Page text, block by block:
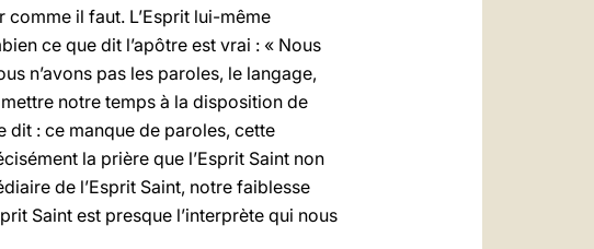
il faut. L’Esprit lui-même
ce que dit l’apôtre est vrai : « Nous
n’avons pas les paroles, le langage,
notre temps à la disposition de
dit : ce manque de paroles, cette
la prière que l’Esprit Saint non
de l’Esprit Saint, notre faiblesse
Saint est presque l’interprète qui nous